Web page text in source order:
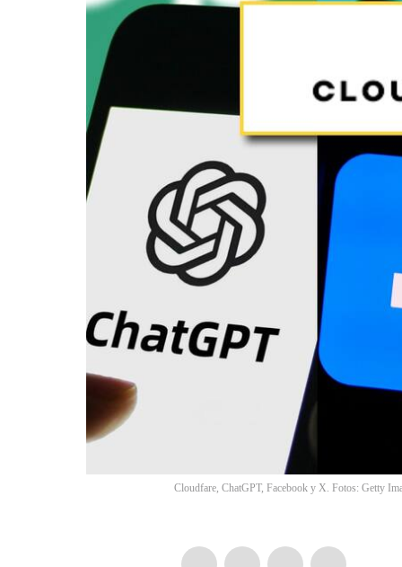
Cloudfare, ChatGPT, Facebook y X. Fotos: Getty